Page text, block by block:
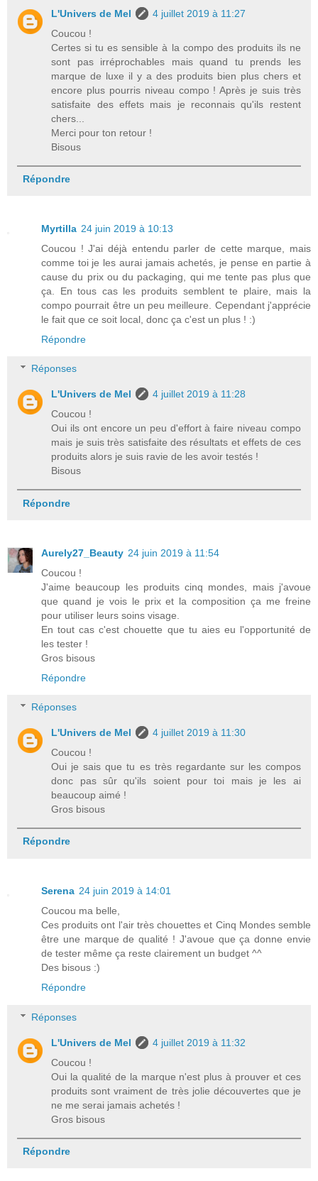
L'Univers de Mel
4 juillet 2019 à 11:27
Coucou !
Certes si tu es sensible à la compo des produits ils ne
sont pas irréprochables mais quand tu prends les
marque de luxe il y a des produits bien plus chers et
encore plus pourris niveau compo ! Après je suis très
satisfaite des effets mais je reconnais qu'ils restent
chers...
Merci pour ton retour !
Bisous
Répondre
Myrtilla 24 juin 2019 à 10:13
Coucou ! J'ai déjà entendu parler de cette marque, mais
comme toi je les aurai jamais achetés, je pense en partie à
cause du prix ou du packaging, qui me tente pas plus que
ça. En tous cas les produits semblent te plaire, mais la
compo pourrait être un peu meilleure. Cependant j'apprécie
le fait que ce soit local, donc ça c'est un plus ! :)
Répondre
Réponses
L'Univers de Mel
4 juillet 2019 à 11:28
Coucou !
Oui ils ont encore un peu d'effort à faire niveau compo
mais je suis très satisfaite des résultats et effets de ces
produits alors je suis ravie de les avoir testés !
Bisous
Répondre
Aurely27_Beauty 24 juin 2019 à 11:54
Coucou !
J'aime beaucoup les produits cinq mondes, mais j'avoue
que quand je vois le prix et la composition ça me freine
pour utiliser leurs soins visage.
En tout cas c'est chouette que tu aies eu l'opportunité de
les tester !
Gros bisous
Répondre
Réponses
L'Univers de Mel
4 juillet 2019 à 11:30
Coucou !
Oui je sais que tu es très regardante sur les compos
donc pas sûr qu'ils soient pour toi mais je les ai
beaucoup aimé !
Gros bisous
Répondre
Serena 24 juin 2019 à 14:01
Coucou ma belle,
Ces produits ont l'air très chouettes et Cinq Mondes semble
être une marque de qualité ! J'avoue que ça donne envie
de tester même ça reste clairement un budget ^^
Des bisous :)
Répondre
Réponses
L'Univers de Mel
4 juillet 2019 à 11:32
Coucou !
Oui la qualité de la marque n'est plus à prouver et ces
produits sont vraiment de très jolie découvertes que je
ne me serai jamais achetés !
Gros bisous
Répondre